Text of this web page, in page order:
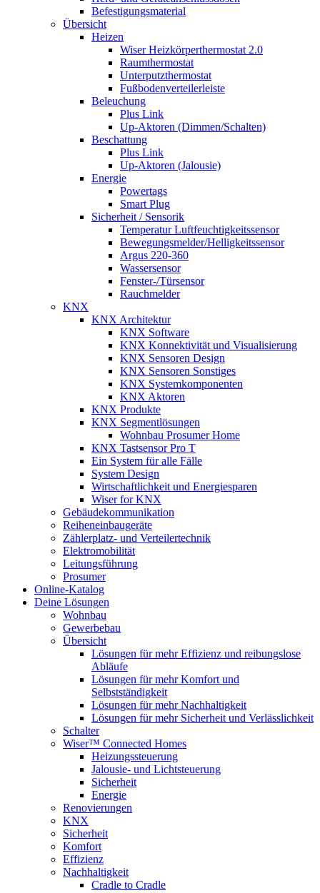
Befestigungsmaterial
Übersicht
Heizen
Wiser Heizkörperthermostat 2.0
Raumthermostat
Unterputzthermostat
Fußbodenverteilerleiste
Beleuchung
Plus Link
Up-Aktoren (Dimmen/Schalten)
Beschattung
Plus Link
Up-Aktoren (Jalousie)
Energie
Powertags
Smart Plug
Sicherheit / Sensorik
Temperatur Luftfeuchtigkeitssensor
Bewegungsmelder/Helligkeitssensor
Argus 220-360
Wassersensor
Fenster-/Türsensor
Rauchmelder
KNX
KNX Architektur
KNX Software
KNX Konnektivität und Visualisierung
KNX Sensoren Design
KNX Sensoren Sonstiges
KNX Systemkomponenten
KNX Aktoren
KNX Produkte
KNX Segmentlösungen
Wohnbau Prosumer Home
KNX Tastsensor Pro T
Ein System für alle Fälle
System Design
Wirtschaftlichkeit und Energiesparen
Wiser for KNX
Gebäudekommunikation
Reiheneinbaugeräte
Zählerplatz- und Verteilertechnik
Elektromobilität
Leitungsführung
Prosumer
Online-Katalog
Deine Lösungen
Wohnbau
Gewerbebau
Übersicht
Lösungen für mehr Effizienz und reibungslose
Abläufe
Lösungen für mehr Komfort und
Selbstständigkeit
Lösungen für mehr Nachhaltigkeit
Lösungen für mehr Sicherheit und Verlässlichkeit
Schalter
Wiser™ Connected Homes
Heizungssteuerung
Jalousie- und Lichtsteuerung
Sicherheit
Energie
Renovierungen
KNX
Sicherheit
Komfort
Effizienz
Nachhaltigkeit
Cradle to Cradle